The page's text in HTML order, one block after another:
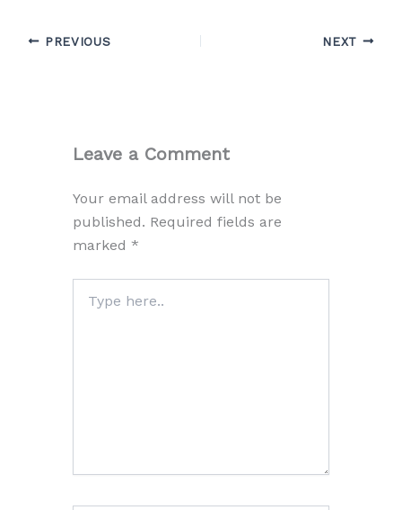
PREVIOUS NEXT
Leave a Comment
Your email address will not be
published. Required fields are
marked *
here..